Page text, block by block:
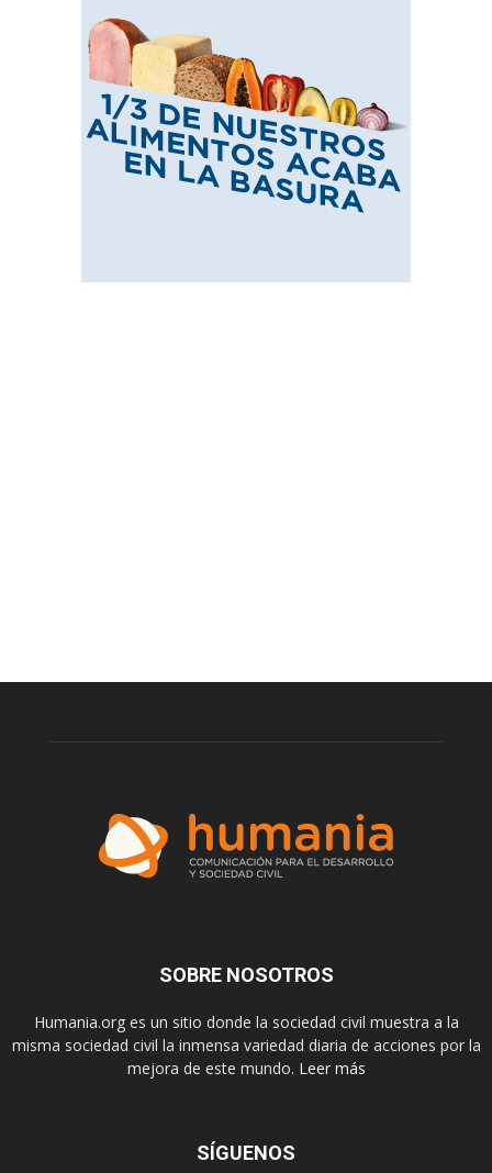
SOBRE NOSOTROS
Humania.org es un sitio donde la sociedad civil muestra a la
misma sociedad civil la inmensa variedad diaria de acciones por la
mejora de este mundo. Leer más
SÍGUENOS